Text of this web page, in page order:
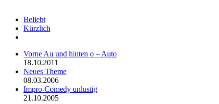
Beliebt
Kürzlich
Vorne Au und hinten o – Auto
18.10.2011
Neues Theme
08.03.2006
Impro-Comedy unlustig
21.10.2005